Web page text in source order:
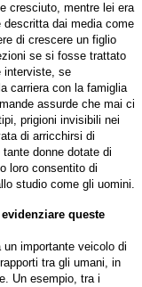
cresciuto, mentre lei era
descritta dai media come
di crescere un figlio
se si fosse trattato
interviste, se
carriera con la famiglia
assurde che mai ci
prigioni invisibili nei
di arricchirsi di
donne dotate di
loro consentito di
studio come gli uomini.
queste
un importante veicolo di
tra gli umani, in
Un esempio, tra i